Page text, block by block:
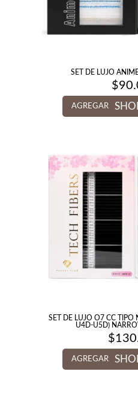
SET DE LUJO
$
AGREGAR
SET DE LUJO O7 CC
U4D-U5D)
$
AGREGAR